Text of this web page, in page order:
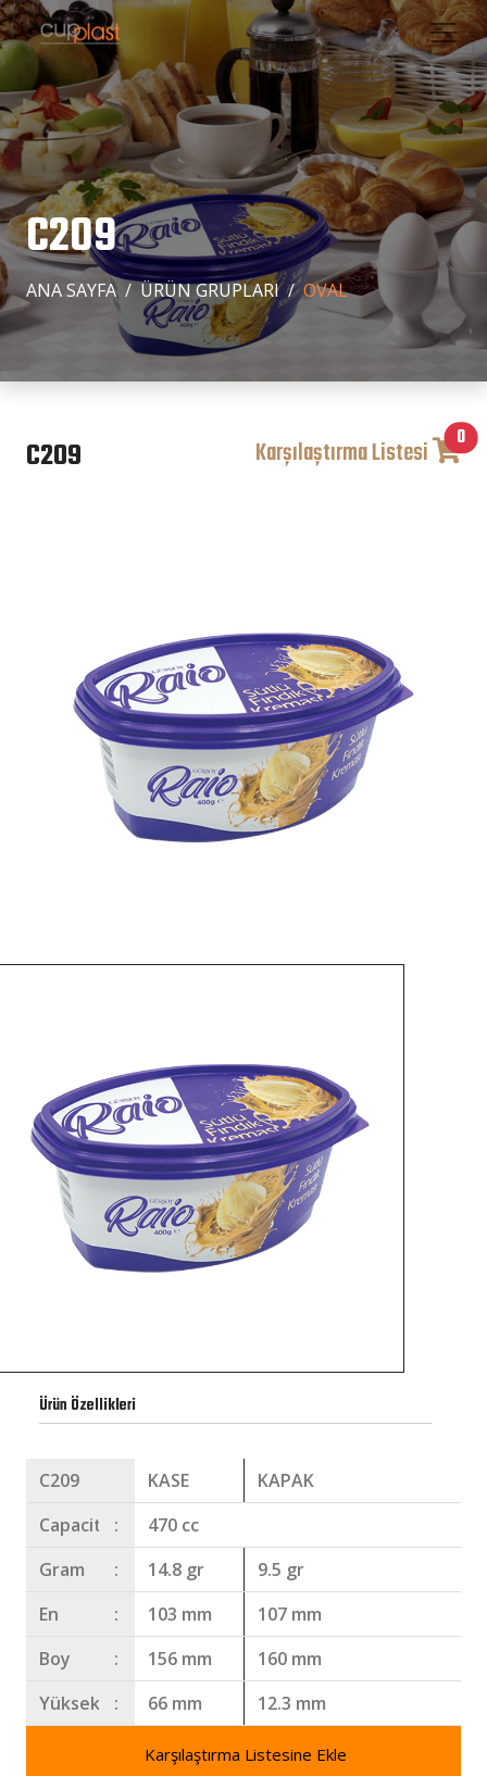
C209
ANA SAYFA ÜRÜN GRUPLARI OVAL
C209 Karşılaştırma Listesi 0
Ürün Özellikleri
C209 KASE
KAPAK
Capacity
:
470 cc
Gram
: 14.8 gr
9.5 gr
En
: 103 mm
107 mm
Boy
: 156 mm
160 mm
Yükseklik: 66 mm 12.3 mm
Karşılaştırma Listesine Ekle